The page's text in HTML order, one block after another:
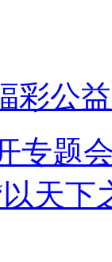
彩公
专题
以天